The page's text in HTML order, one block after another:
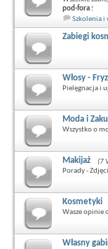
pod-fora :
Szkolenia i
Zabiegi
Włosy -
Pielęgnacja i
Moda i
Wszystko o
Makijaż
(7
Porady -
Kosmetyki
Wasze opinie
Własny